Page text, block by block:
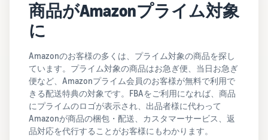
商品がAmazonプライム対象
に
Amazonのお客様の多くは、プライム対象の商品を探し
ています。プライム対象の商品はお急ぎ便、当日お急ぎ
便など、Amazonプライム会員のお客様が無料で利用で
きる配送特典の対象です。FBAをご利用になれば、商品
にプライムのロゴが表示され、出品者様に代わって
Amazonが商品の梱包・配送、カスタマーサービス、返
品対応を代行することがお客様にもわかります。